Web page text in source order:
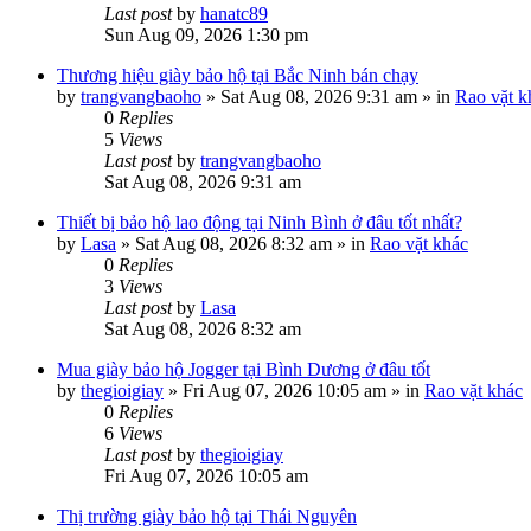
Last postby hanatc89
Sun Aug 09, 2026 1:30 pm
Thương hiệu giày bảo hộ tại Bắc Ninh bán chạy
by trangvangbaoho » Sat Aug 08, 2026 9:31 am » in Rao vặt
0 Replies
5 Views
Last postby trangvangbaoho
Sat Aug 08, 2026 9:31 am
Thiết bị bảo hộ lao động tại Ninh Bình ở đâu tốt nhất?
by Lasa » Sat Aug 08, 2026 8:32 am » in Rao vặt khác
0 Replies
3 Views
Last postby Lasa
Sat Aug 08, 2026 8:32 am
Mua giày bảo hộ Jogger tại Bình Dương ở đâu tốt
by thegioigiay » Fri Aug 07, 2026 10:05 am » in Rao vặt khác
0 Replies
6 Views
Last postby thegioigiay
Fri Aug 07, 2026 10:05 am
Thị trường giày bảo hộ tại Thái Nguyên